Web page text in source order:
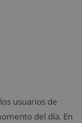
usuarios de
del día. En